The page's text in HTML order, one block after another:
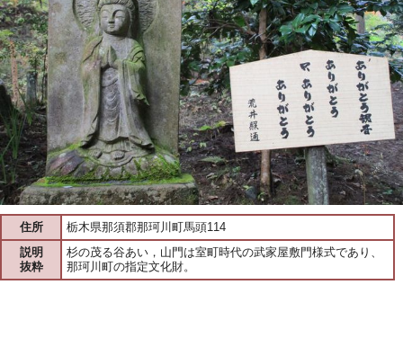
住所
栃木県那須郡那珂川町馬頭114
説明
抜粋
杉の茂る谷あい，山門は室町時代の武家屋敷門様式であり、
那珂川町の指定文化財。